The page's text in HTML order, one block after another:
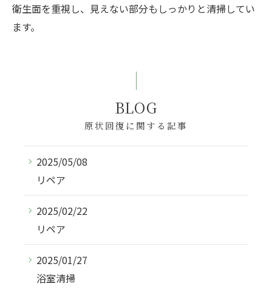
衛生面を重視し、見えない部分もしっかりと清掃してい
ます。
BLOG
原状回復に関する記事
2025/05/08
リペア
2025/02/22
リペア
2025/01/27
浴室清掃